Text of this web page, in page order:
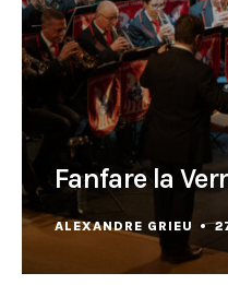
Fanfare la
ALEXANDRE GRIEU